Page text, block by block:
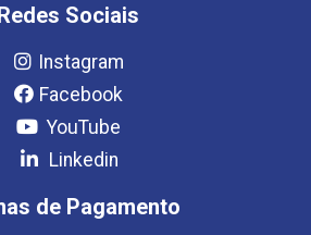
Sociais
Instagram
Facebook
YouTube
Linkedin
de Pagamento